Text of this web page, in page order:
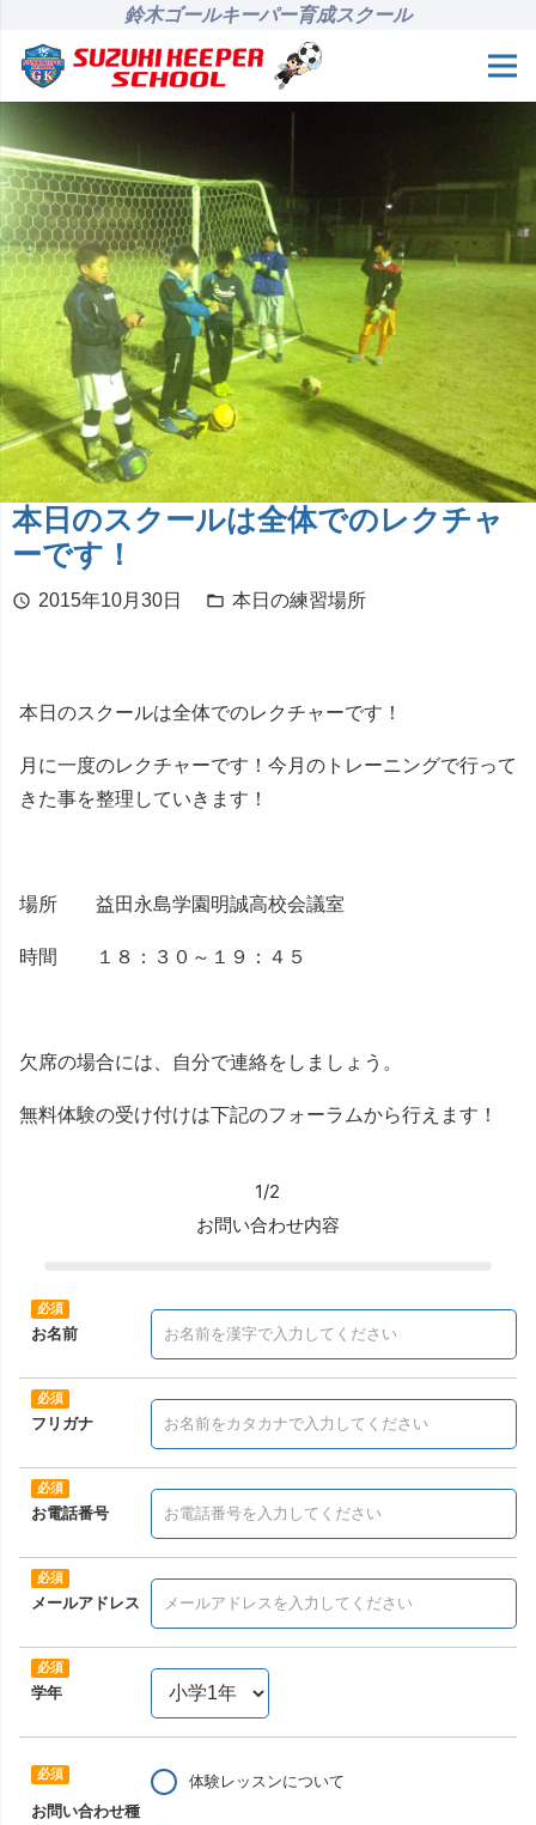
鈴木ゴールキーパー育成スクール
本日のスクールは全体でのレクチャ
ーです！
schedule 2015年10月30日 folder_open 本日の練習場所
本日のスクールは全体でのレクチャーです！
月に一度のレクチャーです！今月のトレーニングで行って
きた事を整理していきます！
場所 益田永島学園明誠高校会議室
時間 １８：３０～１９：４５
欠席の場合には、自分で連絡をしましょう。
無料体験の受け付けは下記のフォーラムから行えます！
1/2
お問い合わせ内容
お名前
フリガナ
お電話番号
メールアドレス
学年
お問い合わせ種
体験レッスンについて